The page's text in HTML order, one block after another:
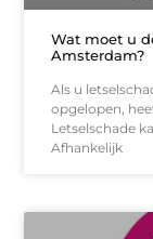
Wat moet u
Amsterdam?
Als u
opgelopen,
Letselschade
Afhankelijk